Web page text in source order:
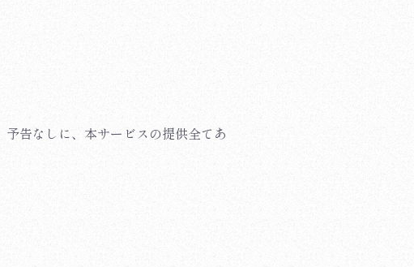
告なしに、本サービスの提供全てあ